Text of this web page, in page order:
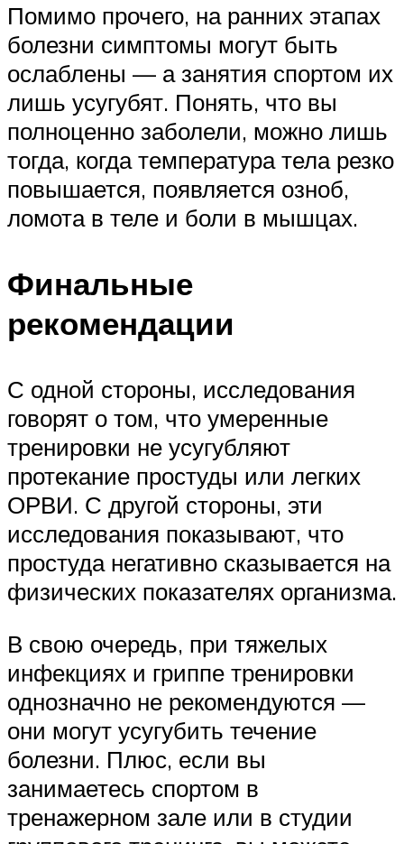
Помимо прочего, на ранних этапах
болезни симптомы могут быть
ослаблены — а занятия спортом их
лишь усугубят. Понять, что вы
полноценно заболели, можно лишь
тогда, когда температура тела резко
повышается, появляется озноб,
ломота в теле и боли в мышцах.
Финальные
рекомендации
С одной стороны, исследования
говорят о том, что умеренные
тренировки не усугубляют
протекание простуды или легких
ОРВИ. С другой стороны, эти
исследования показывают, что
простуда негативно сказывается на
физических показателях организма.
В свою очередь, при тяжелых
инфекциях и гриппе тренировки
однозначно не рекомендуются —
они могут усугубить течение
болезни. Плюс, если вы
занимаетесь спортом в
тренажерном зале или в студии